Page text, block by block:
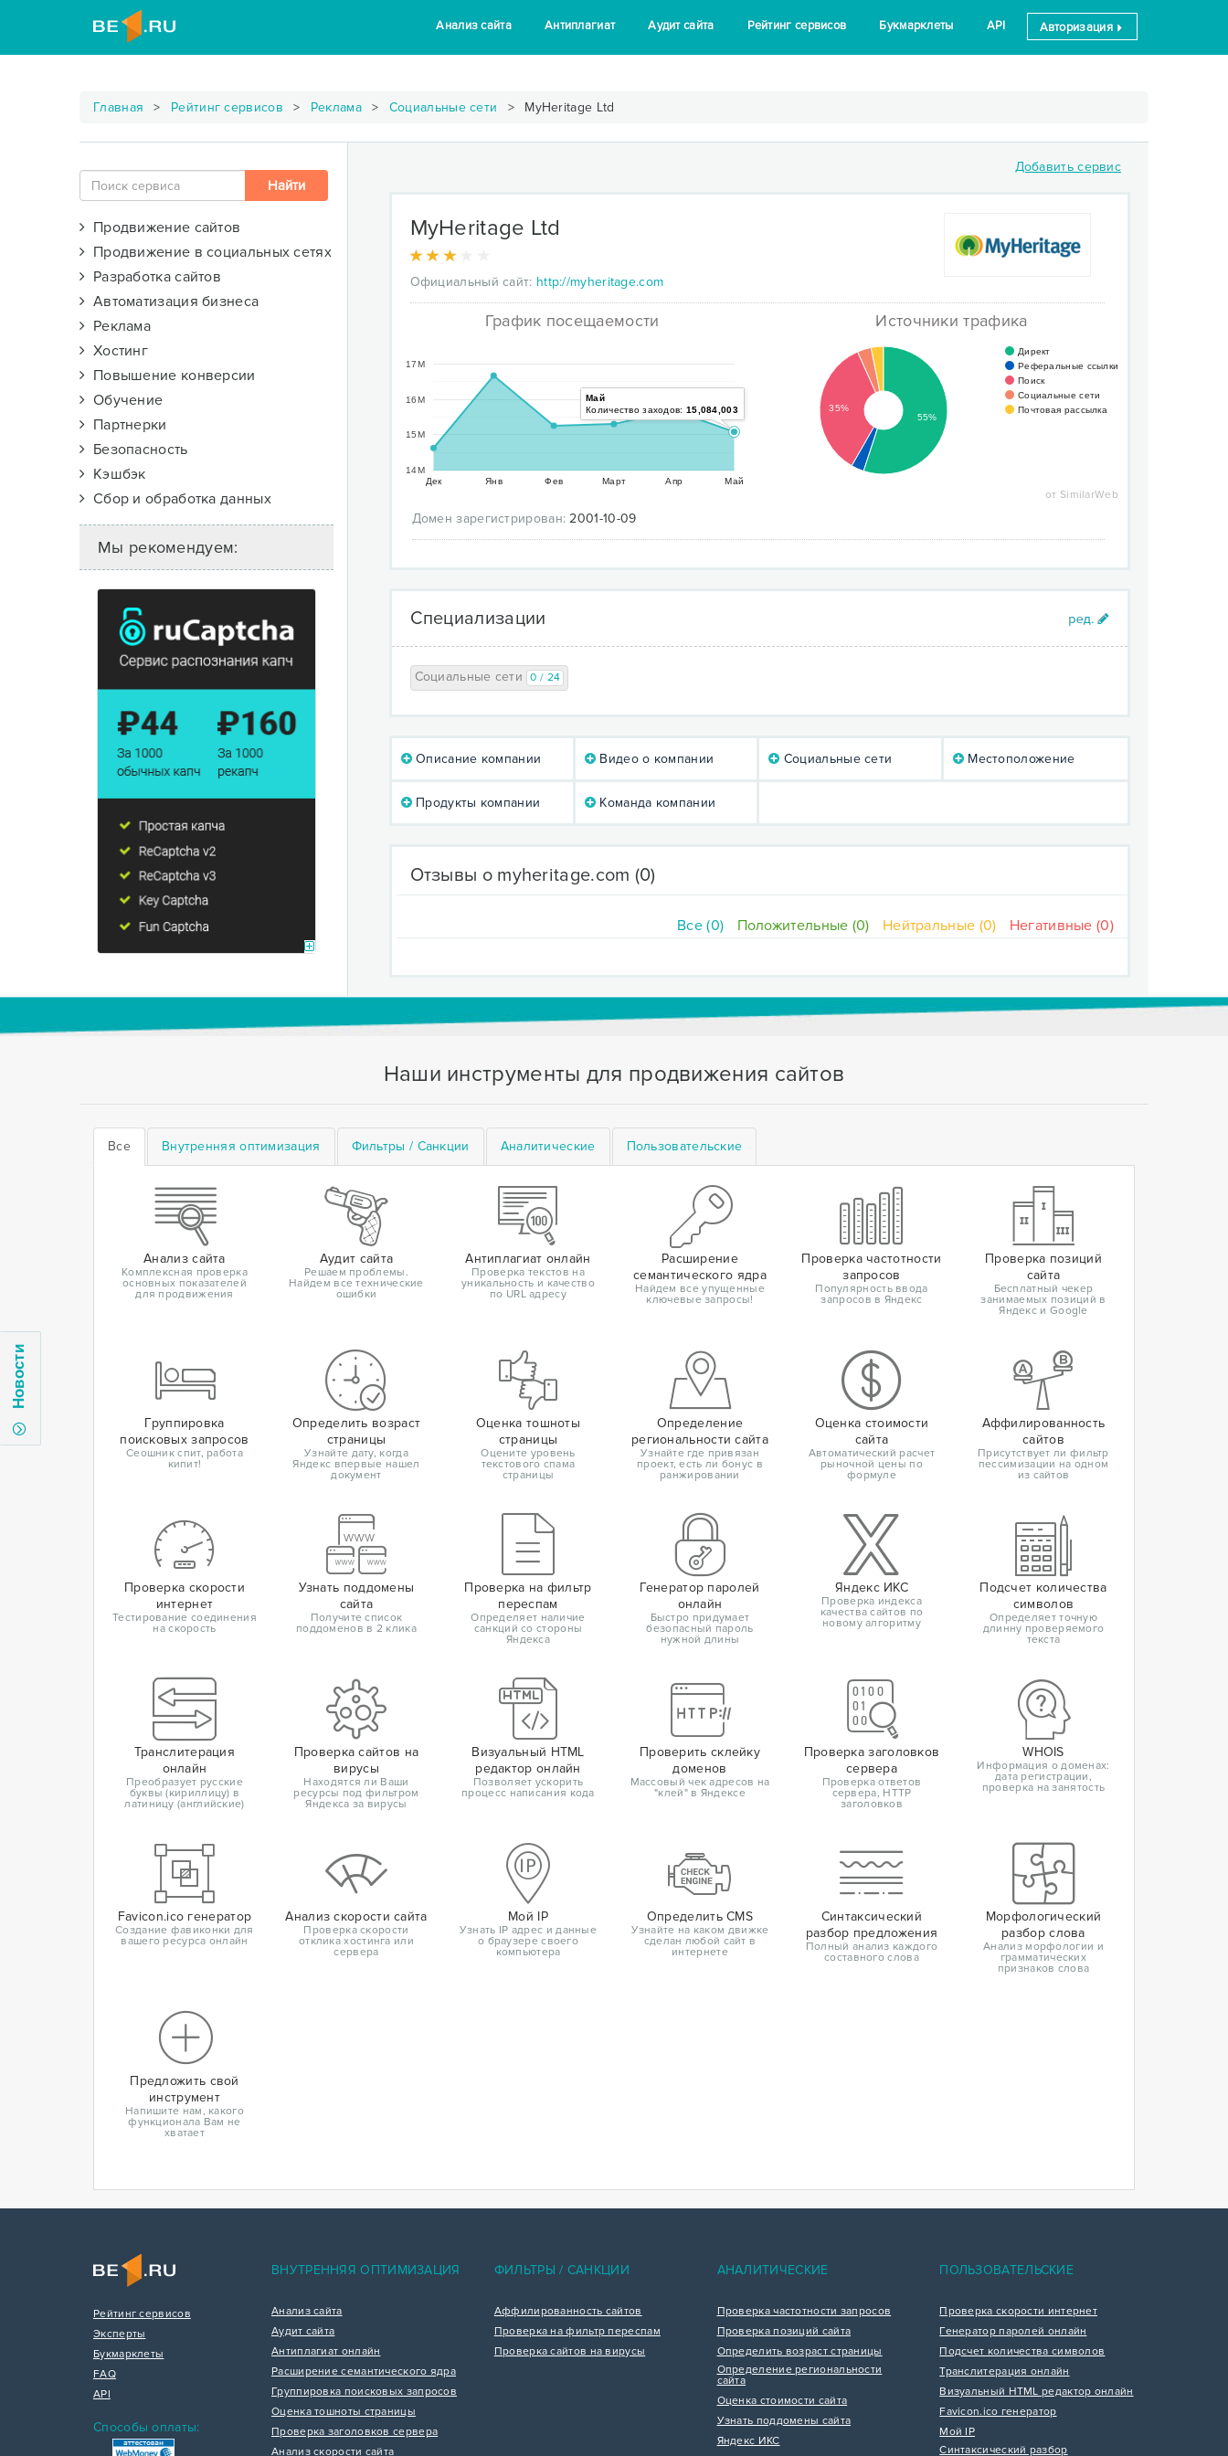
Анализ сайта Антиплагиат Аудит сайта Рейтинг сервисов Букмарклеты API Авторизация
Новости
Главная Рейтинг сервисов Реклама Социальные сети MyHeritage Ltd
Продвижение сайтов
Продвижение в социальных сетях
Разработка сайтов
Автоматизация бизнеса
Реклама
Хостинг
Повышение конверсии
Обучение
Партнерки
Безопасность
Кэшбэк
Сбор и обработка данных
Мы рекомендуем:
Добавить сервис
MyHeritage Ltd
Официальный сайт: http://myheritage.com
График посещаемости
Дек Янв Фев Март Апр Май
14M
15M
16M
17M
Май
Количество заходов: 15,084,003
Источники трафика
Директ
Реферальные ссылки
Поиск
Социальные сети
Почтовая рассылка
35%
55%
от SimilarWeb
Домен зарегистрирован: 2001-10-09
Специализации
Социальные сети 0 / 24
Описание компании Видео о компании Социальные сети Местоположение
Продукты компании Команда компании
Отзывы о myheritage.com (0)
Все (0) Положительные (0) Нейтральные (0) Негативные (0)
Наши инструменты для продвижения сайтов
Все Внутренняя оптимизация Фильтры / Санкции Аналитические Пользовательские
Анализ сайта
Комплексная проверка
основных показателей
для продвижения
Аудит сайта
Решаем проблемы.
Найдем все технические
ошибки
Антиплагиат онлайн
Проверка текстов на
уникальность и качество
по URL адресу
Расширение
семантического ядра
Найдем все упущенные
ключевые запросы!
Проверка частотности
запросов
Популярность ввода
запросов в Яндекс
Проверка позиций
сайта
Бесплатный чекер
занимаемых позиций в
Яндекс и Google
Группировка
поисковых запросов
Сеошник спит, работа
кипит!
Определить возраст
страницы
Узнайте дату, когда
Яндекс впервые нашел
документ
Оценка тошноты
страницы
Оцените уровень
текстового спама
страницы
Определение
региональности сайта
Узнайте где привязан
проект, есть ли бонус в
ранжировании
Оценка стоимости
сайта
Автоматический расчет
рыночной цены по
формуле
Аффилированность
сайтов
Присутствует ли фильтр
пессимизации на одном
из сайтов
Проверка скорости
интернет
Тестирование соединения
на скорость
Узнать поддомены
сайта
Получите список
поддоменов в 2 клика
Проверка на фильтр
переспам
Определяет наличие
санкций со стороны
Яндекса
Генератор паролей
онлайн
Быстро придумает
безопасный пароль
нужной длины
Яндекс ИКС
Проверка индекса
качества сайтов по
новому алгоритму
Подсчет количества
символов
Определяет точную
длинну проверяемого
текста
Транслитерация
онлайн
Преобразует русские
буквы (кириллицу) в
латиницу (английские)
Проверка сайтов на
вирусы
Находятся ли Ваши
ресурсы под фильтром
Яндекса за вирусы
Визуальный HTML
редактор онлайн
Позволяет ускорить
процесс написания кода
Проверить склейку
доменов
Массовый чек адресов на
"клей" в Яндексе
Проверка заголовков
сервера
Проверка ответов
сервера, HTTP
заголовков
WHOIS
Информация о доменах:
дата регистрации,
проверка на занятость
Favicon.ico генератор
Создание фавиконки для
вашего ресурса онлайн
Анализ скорости сайта
Проверка скорости
отклика хостинга или
сервера
Мой IP
Узнать IP адрес и данные
о браузере своего
компьютера
Определить CMS
Узнайте на каком движке
сделан любой сайт в
интернете
Синтаксический
разбор предложения
Полный анализ каждого
составного слова
Морфологический
разбор слова
Анализ морфологии и
грамматических
признаков слова
Предложить свой
инструмент
Напишите нам, какого
функционала Вам не
хватает
Рейтинг сервисов
Эксперты
Букмарклеты
FAQ
API
Способы оплаты:
ВНУТРЕННЯЯ ОПТИМИЗАЦИЯ
Анализ сайта
Аудит сайта
Антиплагиат онлайн
Расширение семантического ядра
Группировка поисковых запросов
Оценка тошноты страницы
Проверка заголовков сервера
Анализ скорости сайта
ФИЛЬТРЫ / САНКЦИИ
Аффилированность сайтов
Проверка на фильтр переспам
Проверка сайтов на вирусы
АНАЛИТИЧЕСКИЕ
Проверка частотности запросов
Проверка позиций сайта
Определить возраст страницы
Определение региональности
сайта
Оценка стоимости сайта
Узнать поддомены сайта
Яндекс ИКС
ПОЛЬЗОВАТЕЛЬСКИЕ
Проверка скорости интернет
Генератор паролей онлайн
Подсчет количества символов
Транслитерация онлайн
Визуальный HTML редактор онлайн
Favicon.ico генератор
Мой IP
Синтаксический разбор